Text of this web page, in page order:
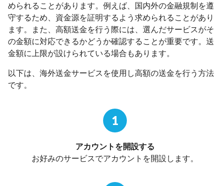
められることがあります。例えば、国内外の金融規制を遵
守するため、資金源を証明するよう求められることがあり
ます。また、高額送金を行う際には、選んだサービスがそ
の金額に対応できるかどうか確認することが重要です。送
金額に上限が設けられている場合もあります。
以下は、海外送金サービスを使用し高額の送金を行う方法
です。
1
アカウントを開設する
お好みのサービスでアカウントを開設します。